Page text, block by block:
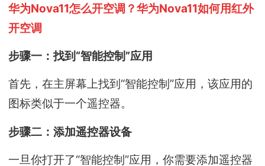
华为Nova11怎么开空调？华为Nova11如何用红外
开空调
步骤一：找到“智能控制”应用
首先，在主屏幕上找到“智能控制”应用，该应用的
图标类似于一个遥控器。
步骤二：添加遥控器设备
一旦你打开了“智能控制”应用，你需要添加遥控器